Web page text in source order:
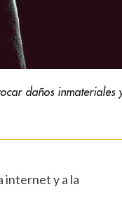
daños inmateriales
internet y a la